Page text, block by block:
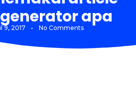
apa
9, 2017 - No Comments